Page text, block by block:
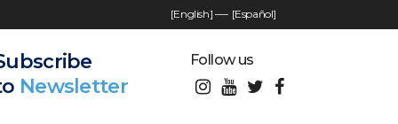
[English] —- [Español]
Newsletter
Follow us